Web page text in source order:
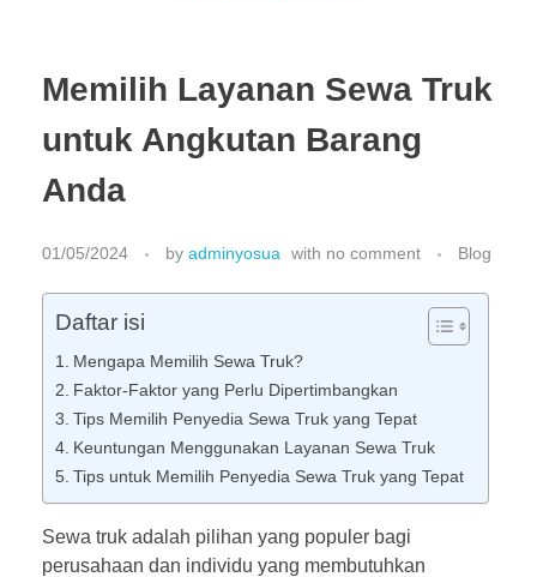
Memilih Layanan Sewa Truk
untuk Angkutan Barang
Anda
01/05/2024 by adminyosua with no comment Blog
Daftar isi
Mengapa Memilih Sewa Truk?
Faktor-Faktor yang Perlu Dipertimbangkan
Tips Memilih Penyedia Sewa Truk yang Tepat
Keuntungan Menggunakan Layanan Sewa Truk
Tips untuk Memilih Penyedia Sewa Truk yang Tepat
Sewa truk adalah pilihan yang populer bagi
perusahaan dan individu yang membutuhkan